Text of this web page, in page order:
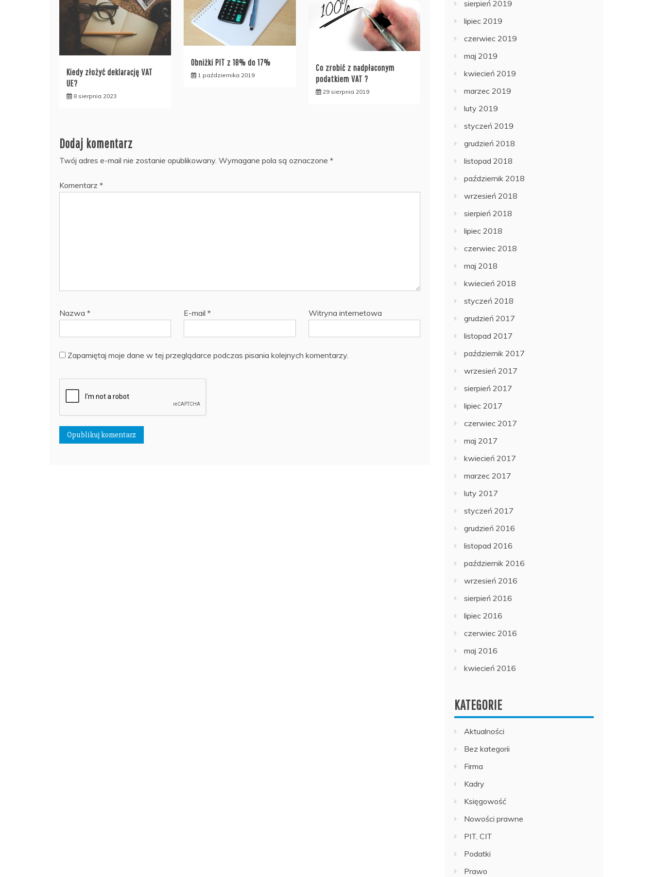
Kiedy złożyć deklarację VAT
UE?
8 sierpnia 2023
Obniżki PIT z 18% do 17%
1 października 2019
Co zrobić z nadpłaconym
podatkiem VAT ?
29 sierpnia 2019
Dodaj komentarz
Twój adres e-mail nie zostanie opublikowany. Wymagane pola są oznaczone *
Komentarz *
Nazwa * E-mail* Witryna internetowa
Zapamiętaj moje dane w tej przeglądarce podczas pisania kolejnych komentarzy.
sierpień 2019
lipiec 2019
czerwiec 2019
maj 2019
kwiecień 2019
marzec 2019
luty 2019
styczeń 2019
grudzień 2018
listopad 2018
październik 2018
wrzesień 2018
sierpień 2018
lipiec 2018
czerwiec 2018
maj 2018
kwiecień 2018
styczeń 2018
grudzień 2017
listopad 2017
październik 2017
wrzesień 2017
sierpień 2017
lipiec 2017
czerwiec 2017
maj 2017
kwiecień 2017
marzec 2017
luty 2017
styczeń 2017
grudzień 2016
listopad 2016
październik 2016
wrzesień 2016
sierpień 2016
lipiec 2016
czerwiec 2016
maj 2016
kwiecień 2016
KATEGORIE
Aktualności
Bez kategorii
Firma
Kadry
Księgowość
Nowości prawne
PIT, CIT
Podatki
Prawo